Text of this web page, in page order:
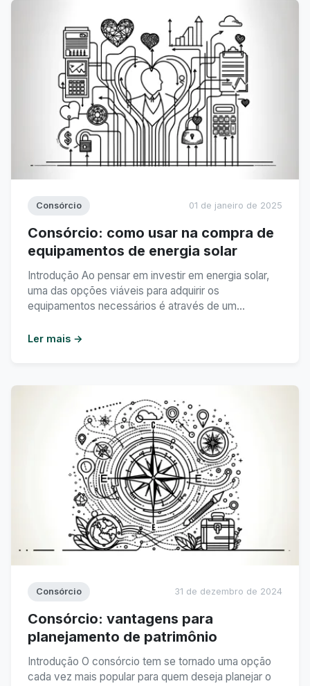
Consórcio 01 de janeiro de 2025
Consórcio: como usar na compra de
equipamentos de energia solar
Introdução Ao pensar em investir em energia solar,
uma das opções viáveis para adquirir os
equipamentos necessários é através de um
investimento coletivo em que um grupo de pessoas
possível utilizar ...
Ler mais →
Consórcio 31 de dezembro de 2024
Consórcio: vantagens para
planejamento de patrimônio
Introdução O consórcio tem se tornado uma opção
cada vez mais popular para quem deseja planejar o